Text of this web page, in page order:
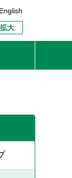
English
拡大